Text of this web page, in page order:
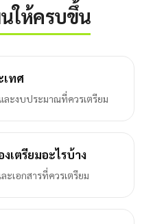
ให้ครบขึ้น
เทศ
ละงบประมาณที่ควรเตรียม
เตรียมอะไรบ้าง
เอกสารที่ควรเตรียม